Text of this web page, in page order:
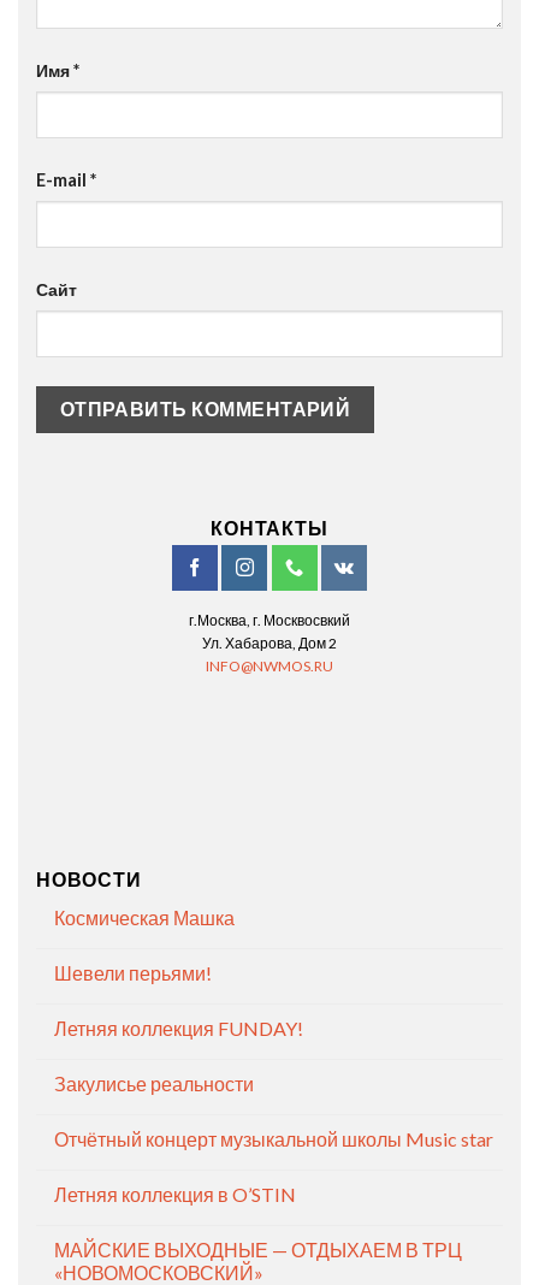
Имя*
E-mail *
Сайт
КОНТАКТЫ
г.Москва, г. Москвосвкий
Ул. Хабарова, Дом 2
INFO@NWMOS.RU
НОВОСТИ
Космическая Машка
Шевели перьями!
Летняя коллекция FUNDAY!
Закулисье реальности
Отчётный концерт музыкальной школы Music star
Летняя коллекция в O’STIN
МАЙСКИЕ ВЫХОДНЫЕ — ОТДЫХАЕМ В ТРЦ
«НОВОМОСКОВСКИЙ»